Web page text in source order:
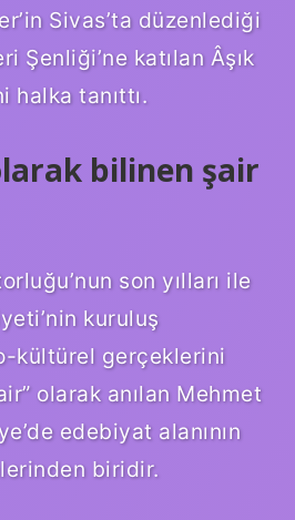
Sivas’ta düzenlediği
Şenliği’ne katılan Âşık
halka tanıttı.
bilinen şair
son yılları ile
kuruluş
kültürel gerçeklerini
olarak anılan Mehmet
edebiyat alanının
biridir.